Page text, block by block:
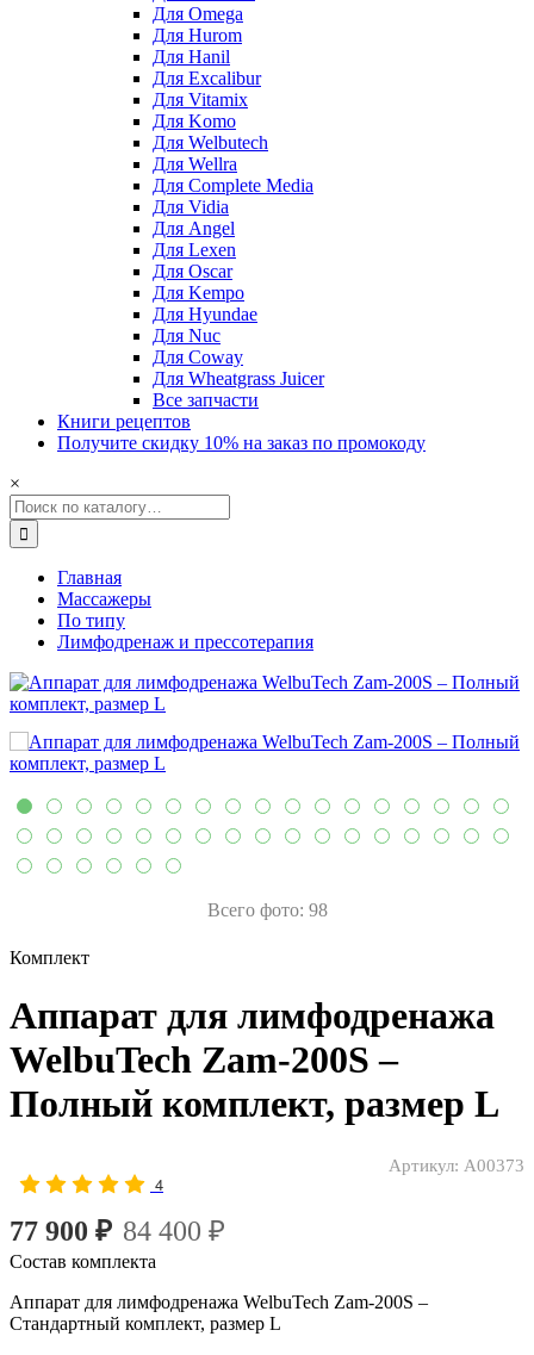
Для Omega
Для Hurom
Для Hanil
Для Excalibur
Для Vitamix
Для Komo
Для Welbutech
Для Wellra
Для Complete Media
Для Vidia
Для Angel
Для Lexen
Для Oscar
Для Kempo
Для Hyundae
Для Nuc
Для Coway
Для Wheatgrass Juicer
Все запчасти
Книги рецептов
Получите скидку 10% на заказ по промокоду
×
Главная
Массажеры
По типу
Лимфодренаж и прессотерапия
Всего фото: 98
Комплект
Аппарат для лимфодренажа
WelbuTech Zam-200S –
Полный комплект, размер L
4
Артикул: A00373
77 900 ₽ 84 400 ₽
Состав комплекта
Аппарат для лимфодренажа WelbuTech Zam-200S –
Стандартный комплект, размер L